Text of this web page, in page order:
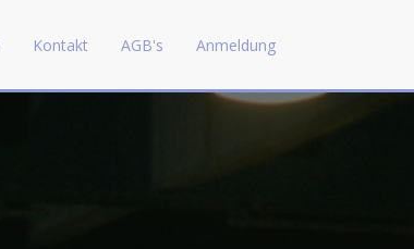
Kontakt AGB's Anmeldung